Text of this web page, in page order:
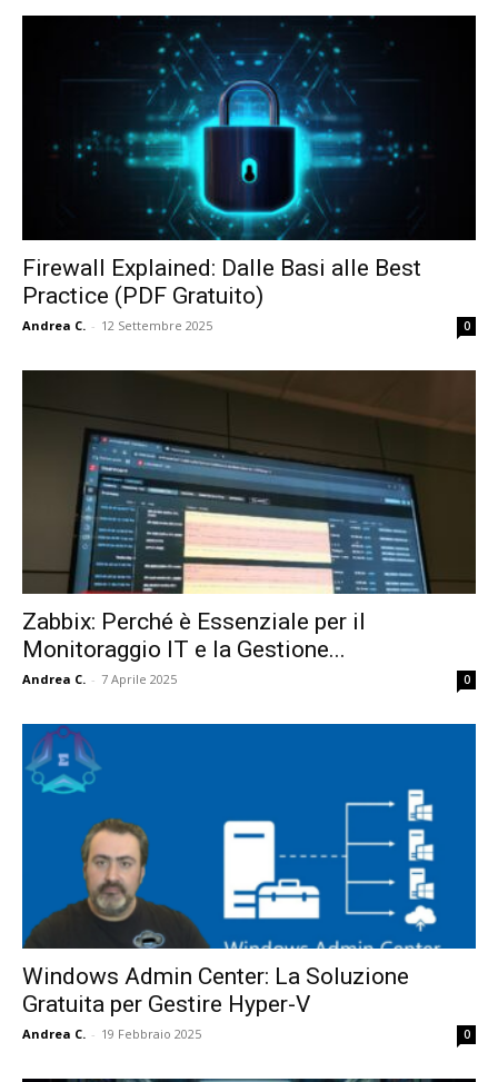
Firewall Explained: Dalle Basi alle Best
Practice (PDF Gratuito)
Andrea C. - 12 Settembre 2025 0
Zabbix: Perché è Essenziale per il
Monitoraggio IT e la Gestione...
Andrea C. - 7 Aprile 2025 0
Windows Admin Center: La Soluzione
Gratuita per Gestire Hyper-V
Andrea C. - 19 Febbraio 2025 0